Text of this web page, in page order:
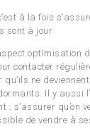
à la fois
sont à jour.
optimisation
contacter
qu’ils ne
Il y aussi
: s’assurer qu’on
de vendre à